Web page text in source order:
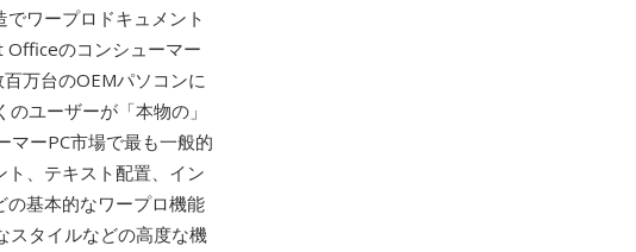
ワープロドキュメント
のコンシューマー
万台のOEMパソコンに
ユーザーが「本物の」
ーPC市場で最も一般的
、テキスト配置、イン
の基本的なワープロ機能
スタイルなどの高度な機